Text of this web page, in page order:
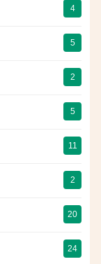
4
5
2
5
11
2
20
24